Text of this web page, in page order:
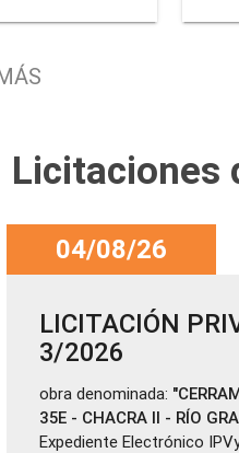
Licitaciones
04/08/26
LICITACIÓN
3/2026
obra denominada:
35E - CHACRA II - RÍO
Expediente Electrónico